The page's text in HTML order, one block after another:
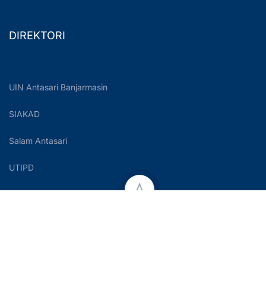
DIREKTORI
UIN Antasari Banjarmasin
SIAKAD
Salam Antasari
UTIPD